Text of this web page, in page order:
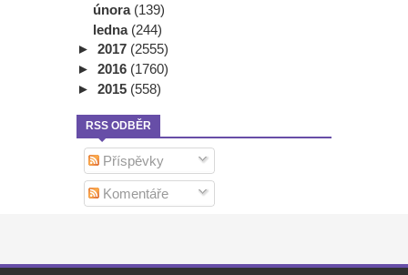
února (139)
ledna (244)
► 2017 (2555)
► 2016 (1760)
► 2015 (558)
RSS ODBĚR
Příspěvky
Komentáře